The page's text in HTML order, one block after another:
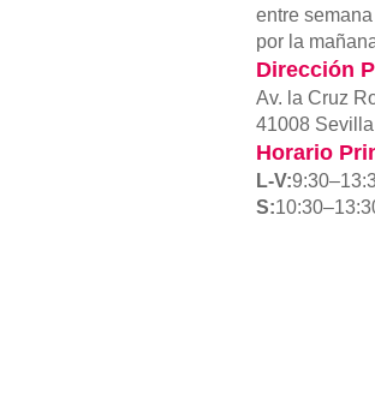
entre
por la
Dirección
Av. la Cruz
41008 Sevilla
Horario
L-V:
S: